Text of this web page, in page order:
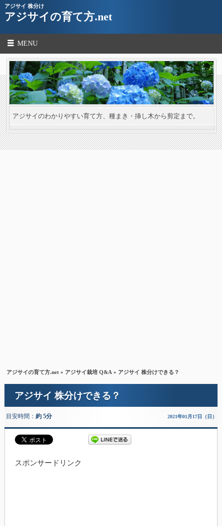
アジサイ 株分け
アジサイの育て方.net
MENU
アジサイのわかりやすい育て方、種まき・挿し木から剪定まで。
アジサイの育て方.net » アジサイ栽培 Q&A » アジサイ 株分けできる？
アジサイ 株分けできる？
目安時間： 約 5分 2021年01月17日（日）
スポンサードリンク